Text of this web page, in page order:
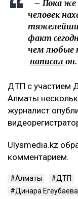
– Пока же
человек
факт
чем любые
написал он.
ДТП с участием
Алматы
журналист
Ulysmedia.kz
комментарием.
Алматы ДТП
Динара Егеубаева